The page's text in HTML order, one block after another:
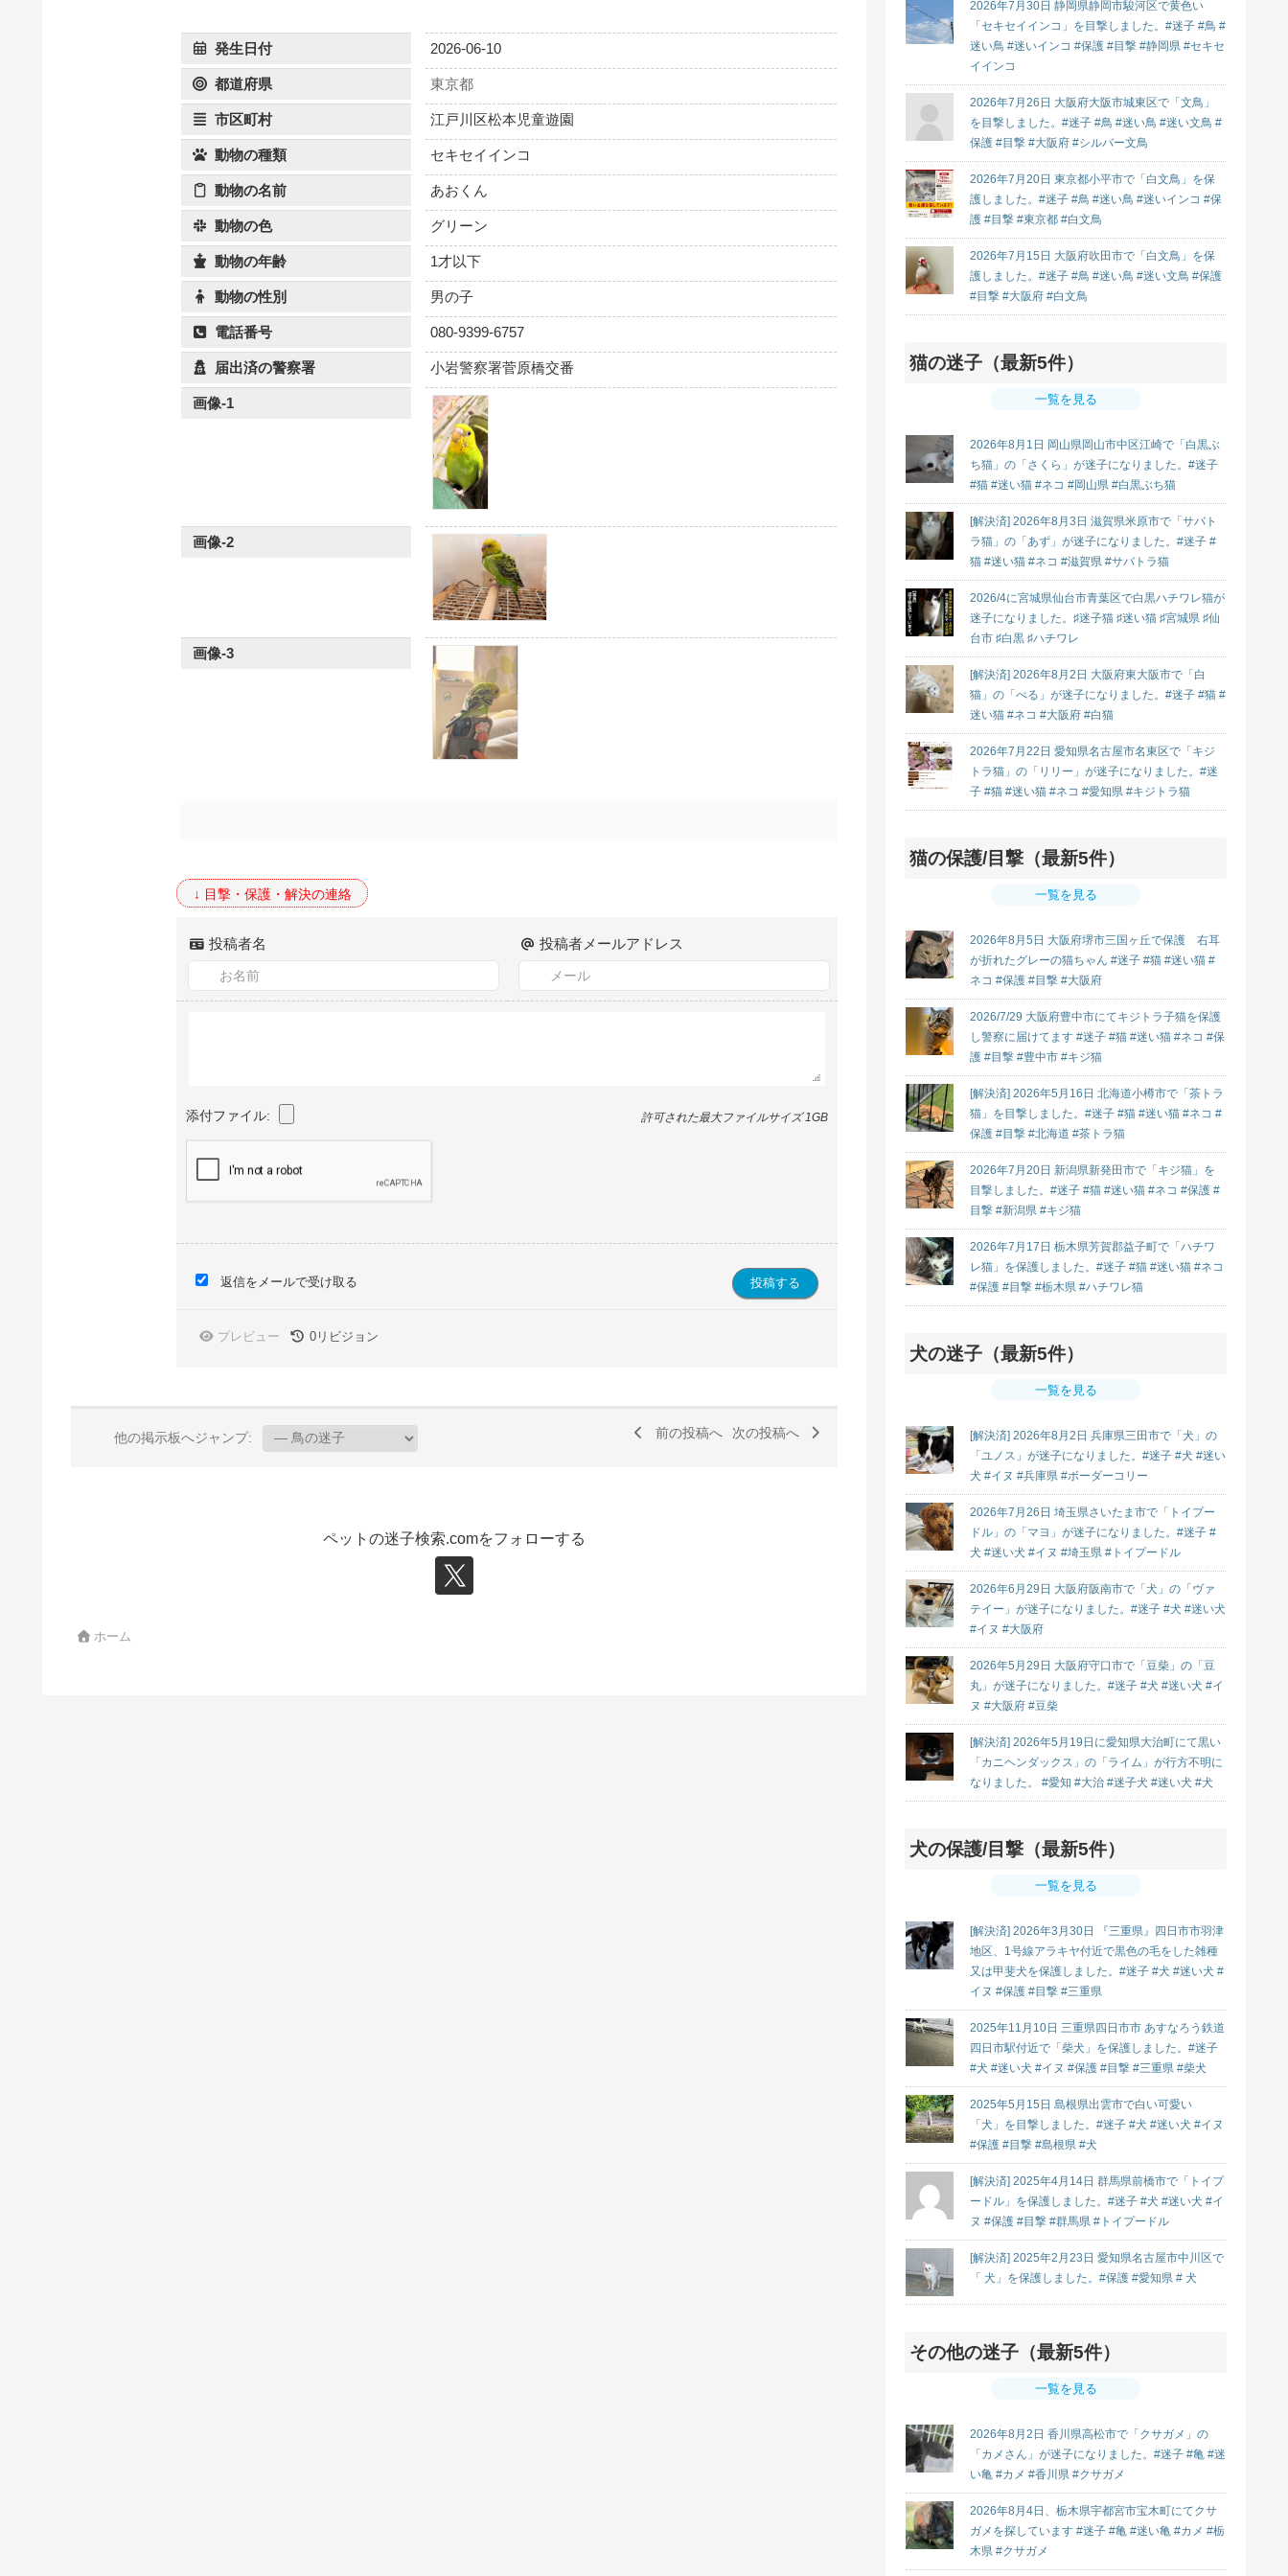
発生日付 2026-06-10
都道府県 東京都
市区町村 江戸川区松本児童遊園
動物の種類 セキセイインコ
動物の名前 あおくん
動物の色 グリーン
動物の年齢 1才以下
動物の性別 男の子
電話番号 080-9399-6757
届出済の警察署 小岩警察署菅原橋交番
画像-1
画像-2
画像-3
投稿者名 投稿者メールアドレス
添付ファイル: 許可された最大ファイルサイズ 1GB
返信をメールで受け取る
プレビュー 0リビジョン
他の掲示板へジャンプ: 前の投稿へ 次の投稿へ
ペットの迷子検索.comをフォローする
ホーム
2026年7月30日 静岡県静岡市駿河区で黄色い
「セキセイインコ」を目撃しました。#迷子 #鳥 #
迷い鳥 #迷いインコ #保護 #目撃 #静岡県 #セキセ
イインコ
2026年7月26日 大阪府大阪市城東区で「文鳥」
を目撃しました。#迷子 #鳥 #迷い鳥 #迷い文鳥 #
保護 #目撃 #大阪府 #シルバー文鳥
2026年7月20日 東京都小平市で「白文鳥」を保
護しました。#迷子 #鳥 #迷い鳥 #迷いインコ #保
護 #目撃 #東京都 #白文鳥
2026年7月15日 大阪府吹田市で「白文鳥」を保
護しました。#迷子 #鳥 #迷い鳥 #迷い文鳥 #保護
#目撃 #大阪府 #白文鳥
猫の迷子（最新5件）
一覧を見る
2026年8月1日 岡山県岡山市中区江崎で「白黒ぶ
ち猫」の「さくら」が迷子になりました。#迷子
#猫 #迷い猫 #ネコ #岡山県 #白黒ぶち猫
[解決済] 2026年8月3日 滋賀県米原市で「サバト
ラ猫」の「あず」が迷子になりました。#迷子 #
猫 #迷い猫 #ネコ #滋賀県 #サバトラ猫
2026/4に宮城県仙台市青葉区で白黒ハチワレ猫が
迷子になりました。♯迷子猫 ♯迷い猫 ♯宮城県 ♯仙
台市 ♯白黒 ♯ハチワレ
[解決済] 2026年8月2日 大阪府東大阪市で「白
猫」の「べる」が迷子になりました。#迷子 #猫 #
迷い猫 #ネコ #大阪府 #白猫
2026年7月22日 愛知県名古屋市名東区で「キジ
トラ猫」の「リリー」が迷子になりました。#迷
子 #猫 #迷い猫 #ネコ #愛知県 #キジトラ猫
猫の保護/目撃（最新5件）
一覧を見る
2026年8月5日 大阪府堺市三国ヶ丘で保護 右耳
が折れたグレーの猫ちゃん #迷子 #猫 #迷い猫 #
ネコ #保護 #目撃 #大阪府
2026/7/29 大阪府豊中市にてキジトラ子猫を保護
し警察に届けてます #迷子 #猫 #迷い猫 #ネコ #保
護 #目撃 #豊中市 #キジ猫
[解決済] 2026年5月16日 北海道小樽市で「茶トラ
猫」を目撃しました。#迷子 #猫 #迷い猫 #ネコ #
保護 #目撃 #北海道 #茶トラ猫
2026年7月20日 新潟県新発田市で「キジ猫」を
目撃しました。#迷子 #猫 #迷い猫 #ネコ #保護 #
目撃 #新潟県 #キジ猫
2026年7月17日 栃木県芳賀郡益子町で「ハチワ
レ猫」を保護しました。#迷子 #猫 #迷い猫 #ネコ
#保護 #目撃 #栃木県 #ハチワレ猫
犬の迷子（最新5件）
一覧を見る
[解決済] 2026年8月2日 兵庫県三田市で「犬」の
「ユノス」が迷子になりました。#迷子 #犬 #迷い
犬 #イヌ #兵庫県 #ボーダーコリー
2026年7月26日 埼玉県さいたま市で「トイプー
ドル」の「マヨ」が迷子になりました。#迷子 #
犬 #迷い犬 #イヌ #埼玉県 #トイプードル
2026年6月29日 大阪府阪南市で「犬」の「ヴァ
テイー」が迷子になりました。#迷子 #犬 #迷い犬
#イヌ #大阪府
2026年5月29日 大阪府守口市で「豆柴」の「豆
丸」が迷子になりました。#迷子 #犬 #迷い犬 #イ
ヌ #大阪府 #豆柴
[解決済] 2026年5月19日に愛知県大治町にて黒い
「カニヘンダックス」の「ライム」が行方不明に
なりました。 #愛知 #大治 #迷子犬 #迷い犬 #犬
犬の保護/目撃（最新5件）
一覧を見る
[解決済] 2026年3月30日 『三重県』四日市市羽津
地区、1号線アラキヤ付近で黒色の毛をした雑種
又は甲斐犬を保護しました。#迷子 #犬 #迷い犬 #
イヌ #保護 #目撃 #三重県
2025年11月10日 三重県四日市市 あすなろう鉄道
四日市駅付近で「柴犬」を保護しました。#迷子
#犬 #迷い犬 #イヌ #保護 #目撃 #三重県 #柴犬
2025年5月15日 島根県出雲市で白い可愛い
「犬」を目撃しました。#迷子 #犬 #迷い犬 #イヌ
#保護 #目撃 #島根県 #犬
[解決済] 2025年4月14日 群馬県前橋市で「トイプ
ードル」を保護しました。#迷子 #犬 #迷い犬 #イ
ヌ #保護 #目撃 #群馬県 #トイプードル
[解決済] 2025年2月23日 愛知県名古屋市中川区で
「 犬」を保護しました。#保護 #愛知県 # 犬
その他の迷子（最新5件）
一覧を見る
2026年8月2日 香川県高松市で「クサガメ」の
「カメさん」が迷子になりました。#迷子 #亀 #迷
い亀 #カメ #香川県 #クサガメ
2026年8月4日、栃木県宇都宮市宝木町にてクサ
ガメを探しています #迷子 #亀 #迷い亀 #カメ #栃
木県 #クサガメ